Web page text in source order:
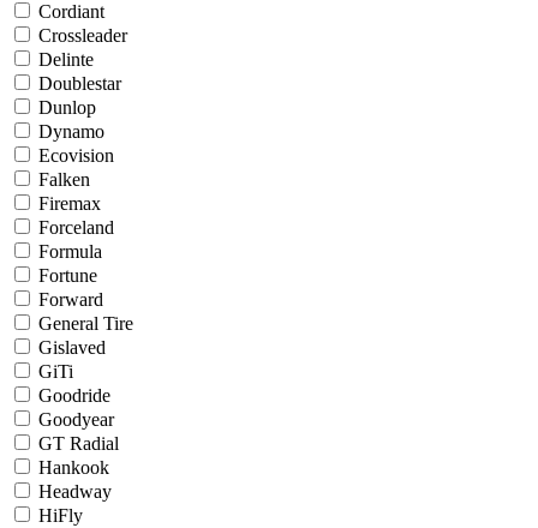
Cordiant
Crossleader
Delinte
Doublestar
Dunlop
Dynamo
Ecovision
Falken
Firemax
Forceland
Formula
Fortune
Forward
General Tire
Gislaved
GiTi
Goodride
Goodyear
GT Radial
Hankook
Headway
HiFly